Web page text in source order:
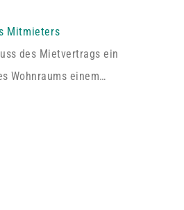
Benutzung der
Tatsächlich
Mitmieters
des Mietvertrags ein
Wohnraums einem